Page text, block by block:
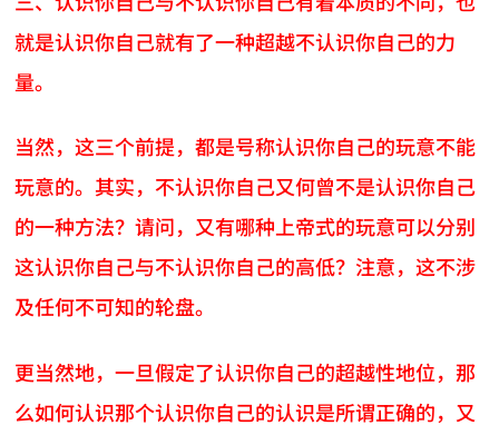
就是认识你自己就有了一种超越不认识你自己的力
量。
当然，这三个前提，都是号称认识你自己的玩意不能
玩意的。其实，不认识你自己又何曾不是认识你自己
的一种方法？请问，又有哪种上帝式的玩意可以分别
这认识你自己与不认识你自己的高低？注意，这不涉
及任何不可知的轮盘。
更当然地，一旦假定了认识你自己的超越性地位，那
么如何认识那个认识你自己的认识是所谓正确的，又